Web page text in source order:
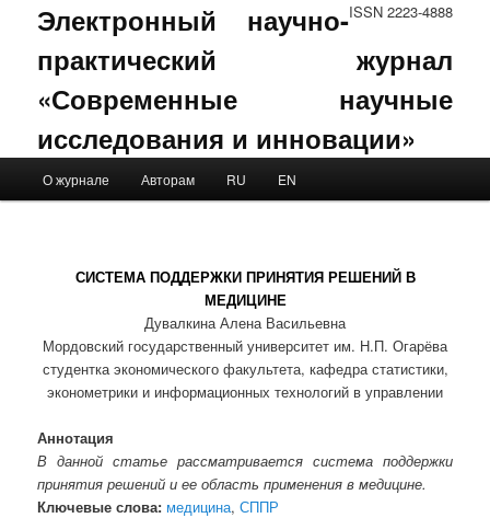
ISSN 2223-4888
Электронный научно-
практический журнал
«Современные научные
исследования и инновации»
Skip to primary content
Skip to secondary content
О журнале Авторам RU EN
СИСТЕМА ПОДДЕРЖКИ ПРИНЯТИЯ РЕШЕНИЙ В
МЕДИЦИНЕ
Дувалкина Алена Васильевна
Мордовский государственный университет им. Н.П. Огарёва
студентка экономического факультета, кафедра статистики,
эконометрики и информационных технологий в управлении
Аннотация
В данной статье рассматривается система поддержки
принятия решений и ее область применения в медицине.
Ключевые слова: медицина,СППР